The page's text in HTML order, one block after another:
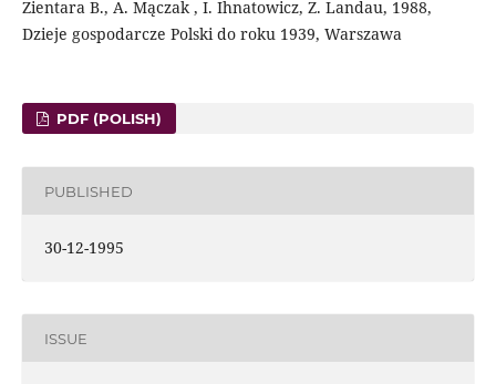
Zientara B., A. Mączak , I. Ihnatowicz, Z. Landau, 1988,
Dzieje gospodarcze Polski do roku 1939, Warszawa
PDF (POLISH)
PUBLISHED
30-12-1995
ISSUE